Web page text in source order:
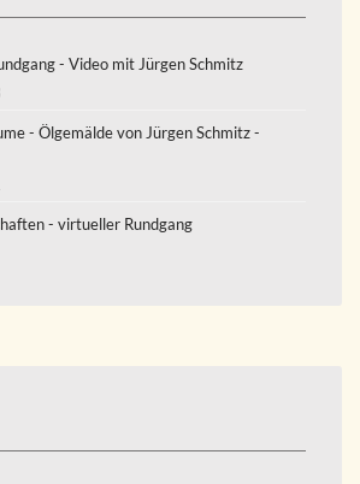
- Video mit Jürgen Schmitz
- Ölgemälde von Jürgen Schmitz -
- virtueller Rundgang